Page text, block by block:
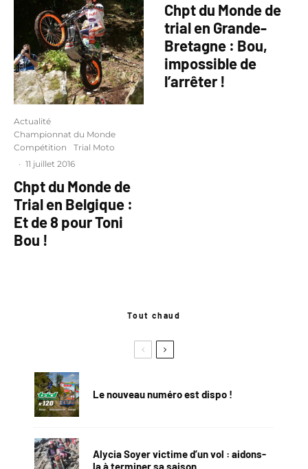
Actualité
Championnat du Monde
Compétition
Trial Moto
· 11 juillet 2016
Chpt du Monde de
Trial en Belgique :
Et de 8 pour Toni
Bou !
Chpt du Monde de
trial en Grande-
Bretagne : Bou,
impossible de
l’arrêter !
Tout chaud
Le nouveau numéro est dispo !
Alycia Soyer victime d’un vol : aidons-
la à terminer sa saison